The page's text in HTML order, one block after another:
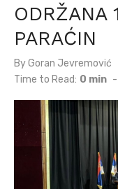
ODRŽANA
PARAĆIN
ByGoran Jevremović
Time to Read: 0 min -